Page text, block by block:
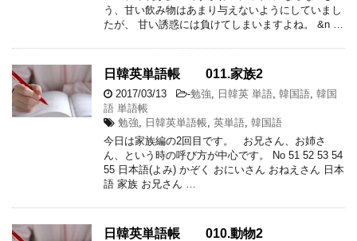
う、甘い飲み物はあまり与えないようにしていまし
たが、 甘い誘惑には負けてしまいますよね。 &n …
日韓英単語帳 011.家族2
2017/03/13 -勉強 日韓英 単語 韓国語 韓国
語 単語帳
勉強
日韓英単語帳 英単語 韓国語
今日は家族編の2回目です。 お兄さん、お姉さ
ん、という時の呼び方が中心です。 No 51 52 53 54
55 日本語(よみ) かぞく おにいさん おねえさん 日本
語 家族 お兄さん …
日韓英単語帳 010.動物2